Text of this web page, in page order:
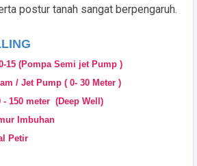
postur tanah sangat berpengaruh.
15 (Pompa Semi jet Pump )
/ Jet Pump ( 0- 30 Meter )
150 meter (Deep Well)
Imbuhan
Petir